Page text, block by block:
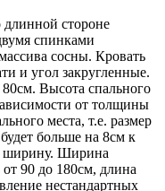
длинной стороне
спинками
сосны. Кровать
и угол закругленные.
Высота спального
от толщины
места, т.е. размер
больше на 8см к
ширину. Ширина
90 до 180см, длина
нестандартных